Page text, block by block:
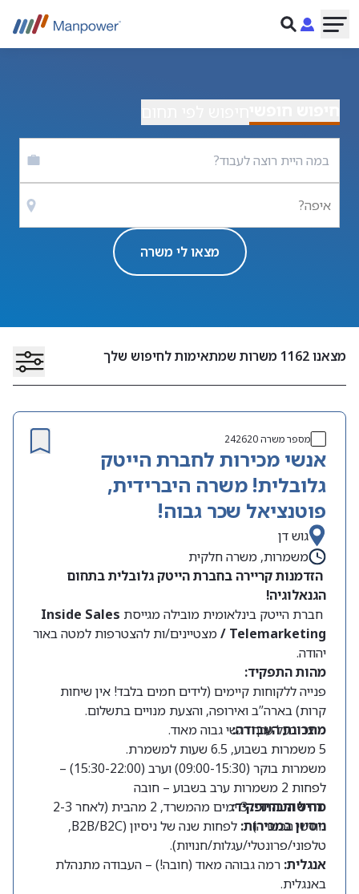
איפה?
מצאו לי משרה
מצאנו1162 משרות שמתאימות לחיפוש שלך
מספר משרה242620
אנשי מכירות לחברת הייטק
גלובלית! משרה היברידית,
פוטנציאל שכר גבוה!
גוש דן
משמרות, משרה חלקית
הזדמנות קריירה בחברת הייטק גלובלית בתחום
הגנאלוגיה!
חברת הייטק בינלאומית מובילה מגייסת Inside Sales
/ Telemarketingמצטיינים/ות להצטרפות למטה באור
יהודה.
מהות התפקיד:
פנייה ללקוחות קיימים (לידים חמים בלבד! אין שיחות
קרות) בארה”ב ואירופה, והצעת מנויים בתשלום.
מוצר בעל ערך רגשי גבוה מאוד.
מתכונת העבודה:
5 משמרות בשבוע, 6.5 שעות למשמרת.
משמרות בוקר (09:00-15:30) וערב (15:30-22:00) –
לפחות 2 משמרות ערב בשבוע – חובה
מודל היברידי:
3 ימים מהמשרד, 2 מהבית (לאחר 2-3
חודשי הכשרה).
דרישות התפקיד:
ניסיון במכירות:
לפחות שנה של ניסיון (B2B/B2C,
טלפוני/פרונטלי/עגלות/חנויות).
אנגלית: רמה גבוהה מאוד (חובה!) – העבודה מתנהלת
באנגלית.